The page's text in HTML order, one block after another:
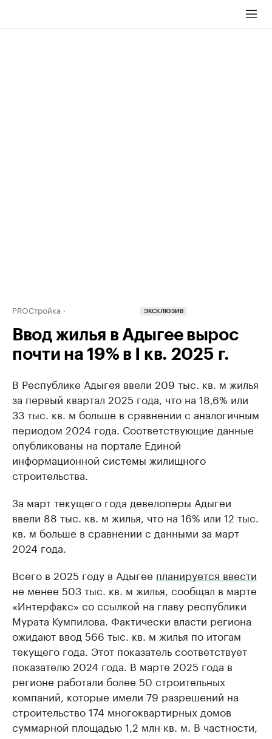
PROСтройка ЭКСКЛЮЗИВ
Ввод жилья в Адыгее вырос
почти на 19% в I кв. 2025 г.
В Республике Адыгея ввели 209 тыс. кв. м жилья
за первый квартал 2025 года, что на 18,6% или
33 тыс. кв. м больше в сравнении с аналогичным
периодом 2024 года. Соответствующие данные
опубликованы на портале Единой
информационной системы жилищного
строительства.
За март текущего года девелоперы Адыгеи
ввели 88 тыс. кв. м жилья, что на 16% или 12 тыс.
кв. м больше в сравнении с данными за март
2024 года.
Всего в 2025 году в Адыгее планируется ввести
не менее 503 тыс. кв. м жилья, сообщал в марте
«Интерфакс» со ссылкой на главу республики
Мурата Кумпилова. Фактически власти региона
ожидают ввод 566 тыс. кв. м жилья по итогам
текущего года. Этот показатель соответствует
показателю 2024 года. В марте 2025 года в
регионе работали более 50 строительных
компаний, которые имели 79 разрешений на
строительство 174 многоквартирных домов
суммарной площадью 1,2 млн кв. м. В частности,